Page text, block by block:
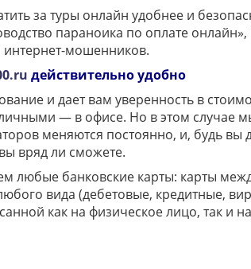
за туры онлайн удобнее и
параноика по оплате
интернет-мошенников.
действительно удобно
и дает вам уверенность в
— в офисе. Но в этом случае
меняются постоянно, и, будь
вряд ли сможете.
любые банковские карты: карты
вида (дебетовые, кредитные,
как на физическое лицо, так и